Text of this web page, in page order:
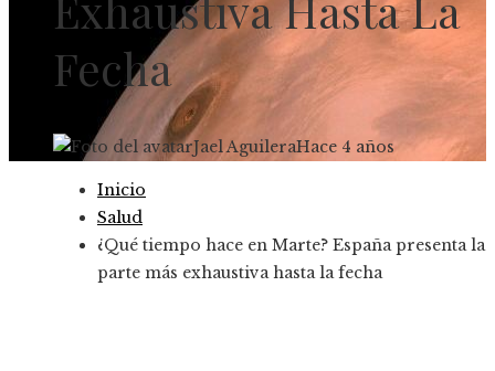
Fecha
Jael AguileraHace 4 años
Inicio
Salud
¿Qué tiempo hace en Marte? España presenta la
parte más exhaustiva hasta la fecha